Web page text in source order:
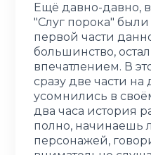
Ещё давно-давно,
"Слуг порока"
первой части
большинство,
впечатлением. В
сразу две части на
усомнились в
два часа история
полно, начинаешь
персонажей,